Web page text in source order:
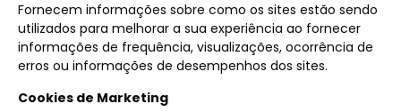
Fornecem informações sobre como os sites estão sendo
utilizados para melhorar a sua experiência ao fornecer
informações de frequência, visualizações, ocorrência de
erros ou informações de desempenhos dos sites.
Cookies de Marketing